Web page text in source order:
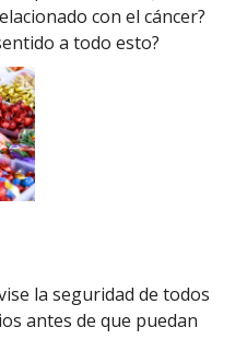
con el cáncer?
a todo esto?
la seguridad de todos
antes de que puedan